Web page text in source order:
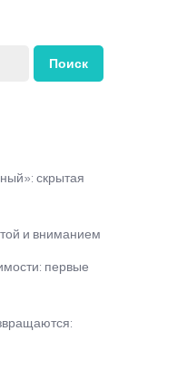
Поиск
скрытая
и вниманием
первые